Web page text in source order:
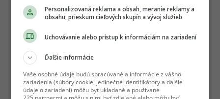
Personalizovaná reklama a obsah, meranie reklamy a
obsahu, prieskum cieľových skupín a vývoj služieb
Uchovávanie alebo prístup k informáciám na zariadení
Ďalšie informácie
Vaše osobné údaje budú spracúvané a informácie z vášho
zariadenia (súbory cookie, jedinečné identifikátory a ďalšie
údaje o zariadení) môžu byť ukladané a používané